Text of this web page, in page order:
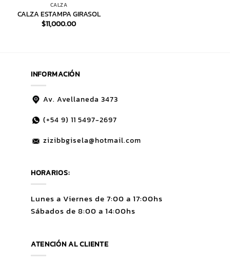
CALZA
CALZA ESTAMPA GIRASOL
$11,000.00
INFORMACIÓN
Av. Avellaneda 3473
(+54 9) 11 5497-2697
zizibbgisela@hotmail.com
HORARIOS:
Lunes a Viernes de 7:00 a 17:00hs
Sábados de 8:00 a 14:00hs
ATENCIÓN AL CLIENTE